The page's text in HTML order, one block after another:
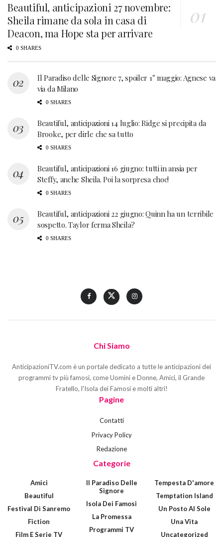
Beautiful, anticipazioni 27 novembre:
Sheila rimane da sola in casa di
Deacon, ma Hope sta per arrivare
0 SHARES
Il Paradiso delle Signore 7, spoiler 1° maggio: Agnese va
via da Milano
0 SHARES
Beautiful, anticipazioni 14 luglio: Ridge si precipita da
Brooke, per dirle che sa tutto
0 SHARES
Beautiful, anticipazioni 16 giugno: tutti in ansia per
Steffy, anche Sheila. Poi la sorpresa choc!
0 SHARES
Beautiful, anticipazioni 22 giugno: Quinn ha un terribile
sospetto. Taylor ferma Sheila?
0 SHARES
Chi Siamo
AnticipazioniTV.com è un portale dedicato a tutte le anticipazioni dei
programmi tv più famosi, come Uomini e Donne, Amici, il Grande
Fratello, l'Isola dei Famosi e molti altri!
Pagine
Contatti
Privacy Policy
Redazione
Categorie
Amici
Beautiful
Festival Di Sanremo
Fiction
Film E Serie TV
Il Paradiso Delle
Signore
Isola Dei Famosi
La Promessa
Programmi TV
Tempesta D'amore
Temptation Island
Un Posto Al Sole
Una Vita
Uncategorized